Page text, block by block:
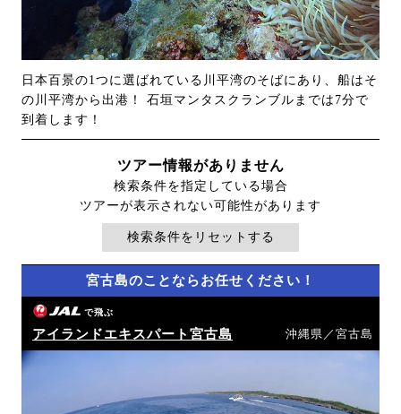
日本百景の1つに選ばれている川平湾のそばにあり、船はそ
の川平湾から出港！ 石垣マンタスクランブルまでは7分で
到着します！
ツアー情報がありません
検索条件を指定している場合
ツアーが表示されない可能性があります
検索条件をリセットする
宮古島のことならお任せください！
で飛ぶ
アイランドエキスパート宮古島 沖縄県／宮古島